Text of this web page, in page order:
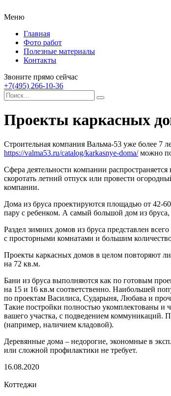
Меню
Главная
Фото работ
Полезные материалы
Контакты
Звоните прямо сейчас
+7(495) 266-10-36
Проекты каркасных
Строительная компания Вальма-53 уже более 7
https://valma53.ru/catalog/karkasnye-doma/можно
Сфера деятельности компании
скоротать летний отпуск или провести
компании.
Дома из бруса проектируются площадью от 42-
пару с ребенком. А самый большой дом из
Раздел зимних домов из бруса представлен
с просторными комнатами и большим
Проекты каркасных домов в целом повторяют
на 72 кв.м.
Бани из бруса выполняются как по готовым
на 15 и 16 кв.м соответственно. Наибольшей
по проектам Василиса, Сударыня, Любава и
Такие постройки полностью укомплектованы и
вашего участка, с подведением коммуникаций.
(например, наличием кладовой).
Деревянные дома – недорогие, экономные в
или сложной профилактики не требует.
16.08.2020
Коттеджи